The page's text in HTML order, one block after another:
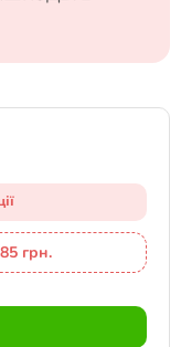
грн.